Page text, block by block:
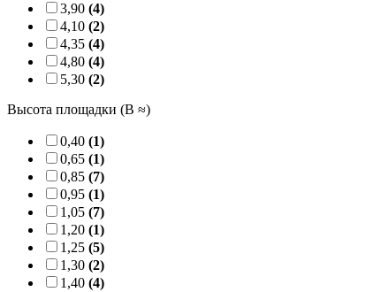
3,90 (4)
4,10 (2)
4,35 (4)
4,80 (4)
5,30 (2)
Высота площадки (B ≈)
0,40 (1)
0,65 (1)
0,85 (7)
0,95 (1)
1,05 (7)
1,20 (1)
1,25 (5)
1,30 (2)
1,40 (4)